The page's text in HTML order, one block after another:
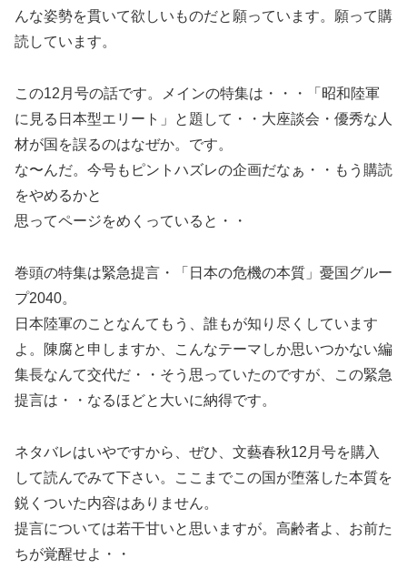
んな姿勢を貫いて欲しいものだと願っています。願って購
読しています。
この12月号の話です。メインの特集は・・・「昭和陸軍
に見る日本型エリート」と題して・・大座談会・優秀な人
材が国を誤るのはなぜか。です。
な〜んだ。今号もピントハズレの企画だなぁ・・もう購読
をやめるかと
思ってページをめくっていると・・
巻頭の特集は緊急提言・「日本の危機の本質」憂国グルー
プ2040。
日本陸軍のことなんてもう、誰もが知り尽くしています
よ。陳腐と申しますか、こんなテーマしか思いつかない編
集長なんて交代だ・・そう思っていたのですが、この緊急
提言は・・なるほどと大いに納得です。
ネタバレはいやですから、ぜひ、文藝春秋12月号を購入
して読んでみて下さい。ここまでこの国が堕落した本質を
鋭くついた内容はありません。
提言については若干甘いと思いますが。高齢者よ、お前た
ちが覚醒せよ・・